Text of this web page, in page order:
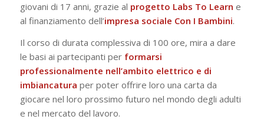
giovani di 17 anni, grazie al progetto Labs To Learn e
al finanziamento dell’impresa sociale Con I Bambini.
Il corso di durata complessiva di 100 ore, mira a dare
le basi ai partecipanti per formarsi
professionalmente nell’ambito elettrico e di
imbiancatura per poter offrire loro una carta da
giocare nel loro prossimo futuro nel mondo degli adulti
e nel mercato del lavoro.